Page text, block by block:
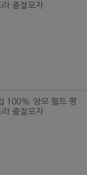
중절모자
100% 양모 펠트 평
중절모자